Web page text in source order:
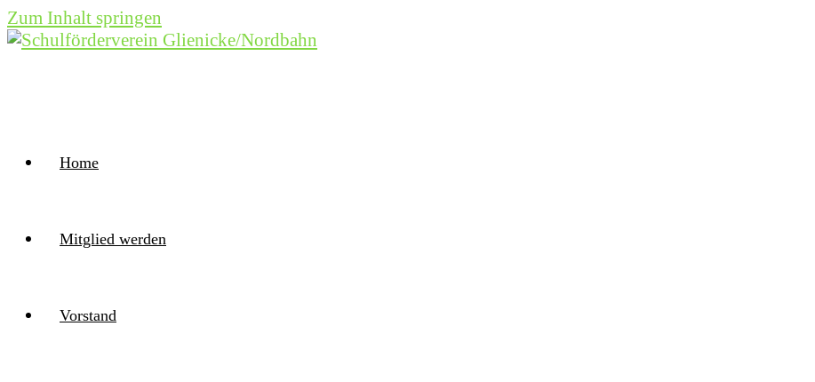
Zum Inhalt springen
Home
Mitglied werden
Vorstand